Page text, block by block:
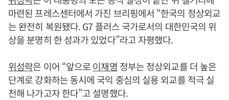
마련된 프레스센터에서 가진 브리핑에서 “한국의 정상외교
는 완전히 복원됐다. G7 플러스 국가로서의 대한민국의 위
상을 분명히 한 성과가 있었다”라고 자평했다.
위성락은 이어 “앞으로이재명 정부는 정상외교를 더 높은
단계로 강화하는 동시에 국익 중심의 실용 외교를 적극 실
천해 나가고자 한다”고 설명했다.